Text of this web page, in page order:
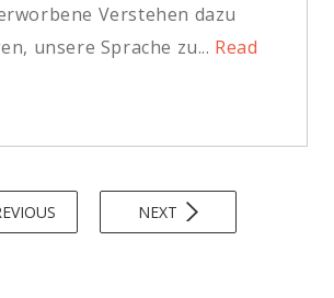
Verstehen dazu
unsere Sprache zu... Read
NEXT